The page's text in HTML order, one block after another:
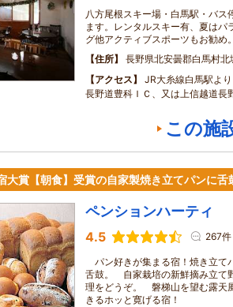
八方尾根スキー場・白馬駅・バス
ます。レンタルスキー有、夏はパ
グ他アクティブスポーツもお勧め
住所
長野県北安曇郡白馬村北
アクセス
JR大糸線白馬駅よ
長野道豊科ＩＣ、又は上信越道長
この施
大賞【朝食】受賞の自家製焼き立てパンに舌
ペンションハーティ
4.5 267件
パン好きが集まる宿！焼き立て
舌鼓。 自家栽培の新鮮摘み立て
理をどうぞ。 磐梯山を望む露天
きるホッと寛げる宿！